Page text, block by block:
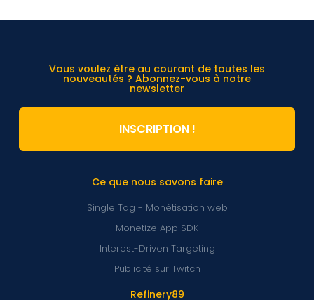
Refinery89
Ce que nous savons faire
Single Tag - Monétisation web
Monetize App SDK
Interest-Driven Targeting
Publicité sur Twitch
Vous voulez être au courant de toutes les
nouveautés ? Abonnez-vous à notre
newsletter
INSCRIPTION !